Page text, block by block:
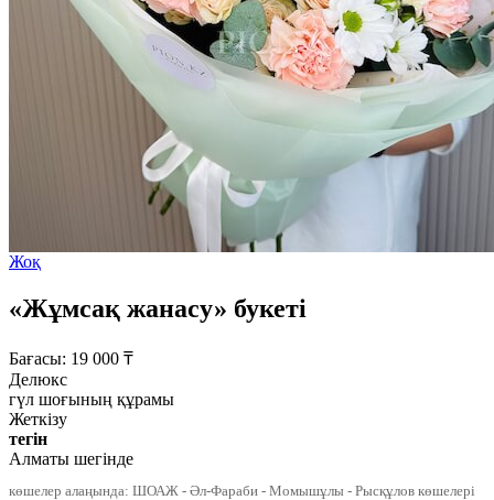
Жоқ
«Жұмсақ жанасу» букеті
Бағасы: 19 000 ₸
Делюкс
гүл шоғының құрамы
Жеткізу
тегін
Алматы шегінде
көшелер алаңында: ШОАЖ - Әл-Фараби - Момышұлы - Рысқұлов көшелері